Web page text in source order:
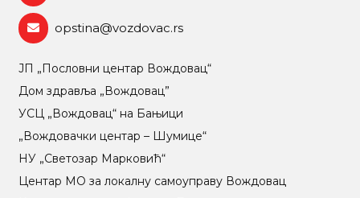
opstina@vozdovac.rs
ЈП „Пословни центар Вождовац“
Дом здравља „Вождовац”
УСЦ „Вождовац“ на Бањици
„Вождовачки центар – Шумице“
НУ „Светозар Марковић“
Центар МO за локалну самоуправу Вождовац